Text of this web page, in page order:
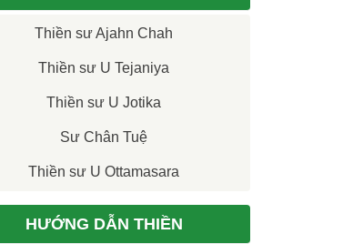
Thiền sư Ajahn Chah
Thiền sư U Tejaniya
Thiền sư U Jotika
Sư Chân Tuệ
Thiền sư U Ottamasara
HƯỚNG DẪN THIỀN